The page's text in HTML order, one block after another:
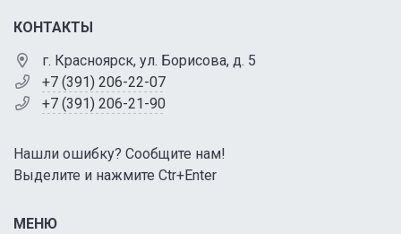
КОНТАКТЫ
г. Красноярск, ул. Борисова, д. 5
+7 (391) 206-22-07
+7 (391) 206-21-90
Нашли ошибку? Сообщите нам!
Выделите и нажмите Ctr+Enter
МЕНЮ